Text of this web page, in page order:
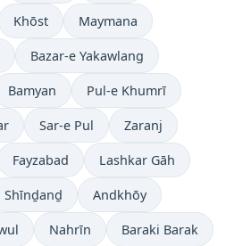
Khōst Maymana
Bazar-e Yakawlang
Bamyan Pul-e Khumrī
Sar-e Pul Zaranj
Fayzabad Lashkar Gāh
Shīnḏanḏ Andkhōy
Nahrīn Baraki Barak